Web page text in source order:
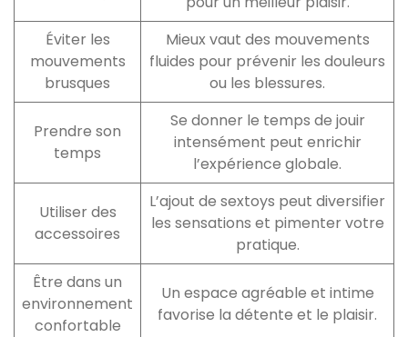
Éviter les
mouvements
brusques
Mieux vaut des mouvements
fluides pour prévenir les douleurs
ou les blessures.
Prendre son
temps
Se donner le temps de jouir
intensément peut enrichir
l’expérience globale.
Utiliser des
accessoires
L’ajout de sextoys peut diversifier
les sensations et pimenter votre
pratique.
Être dans un
environnement
confortable
Un espace agréable et intime
favorise la détente et le plaisir.